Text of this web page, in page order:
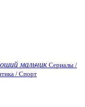
мальчик Сериалы /
/ Спорт